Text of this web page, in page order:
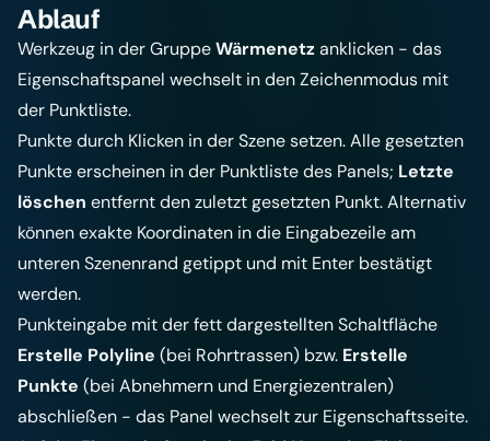
Ablauf
Werkzeug in der GruppeWärmenetzanklicken - das
Eigenschaftspanel wechselt in den Zeichenmodus mit
der Punktliste.
Punkte durch Klicken in der Szene setzen. Alle gesetzten
Punkte erscheinen in der Punktliste des Panels; Letzte
löschen entfernt den zuletzt gesetzten Punkt. Alternativ
können exakte Koordinaten in die Eingabezeile am
unteren Szenenrand getippt und mit Enter bestätigt
werden.
Punkteingabe mit der fett dargestellten Schaltfläche
Erstelle Polyline (bei Rohrtrassen) bzw. Erstelle
Punkte (bei Abnehmern und Energiezentralen)
abschließen - das Panel wechselt zur Eigenschaftsseite.